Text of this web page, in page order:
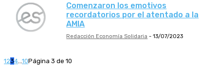
Comenzaron los emotivos
recordatorios por el atentado a la
AMIA
Redacción Economía Solidaria - 13/07/2023
1234 10Página 3 de 10